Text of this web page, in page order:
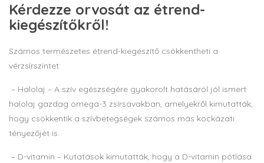
Kérdezze orvosát az étrend-
kiegészítőkről!
Számos természetes étrend-kiegészítő csökkentheti a
vérzsírszintet:
– Halolaj – A szív egészségére gyakorolt hatásáról jól ismert
halolaj gazdag omega-3 zsírsavakban, amelyekről kimutatták,
hogy csökkentik a szívbetegségek számos más kockázati
tényezőjét is.
– D-vitamin – Kutatások kimutatták, hogy a D-vitamin pótlása